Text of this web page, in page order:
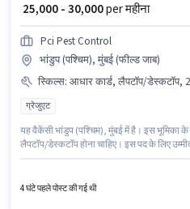
₹ 25,000 - 30,000per महीना
Pci Pest Control
भांडुप (पश्चिम), मुंबई (फील्ड जाब)
स्किल्स: आधार कार्ड, लैपटॉप/डेस्कटॉप, 2-व्हीलर
ग्रेजुएट
यह वैकेंसी भांडुप (पश्चिम), मुंबई में है। इस भूमिका
लैपटॉप/डेस्कटॉप होना चाहिए। इस पद के लिए
श्रेणी में फील्ड सेल्स एग्जीक्यूटिव के रूप में जुड़ें। इस
4 घंटे पहले पोस्ट की गई थी